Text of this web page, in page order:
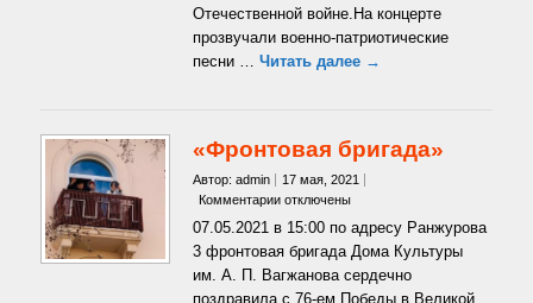
Отечественной войне.На концерте
прозвучали военно-патриотические
песни … Читать далее →
«Фронтовая бригада»
Автор: admin
17 мая, 2021
Комментариик
записи
бригада»
отключены
07.05.2021 в 15:00 по адресу Ранжурова
3 фронтовая бригада Дома Культуры
им. А. П. Вагжанова сердечно
поздравила с 76-ем Победы в Великой